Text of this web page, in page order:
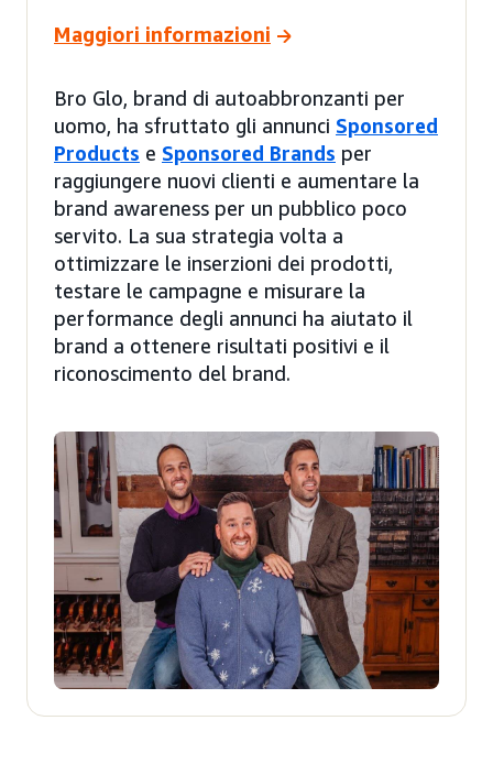
Maggiori informazioni
Bro Glo, brand di autoabbronzanti per
uomo, ha sfruttato gli annunci Sponsored
Products e Sponsored Brands per
raggiungere nuovi clienti e aumentare la
brand awareness per un pubblico poco
servito. La sua strategia volta a
ottimizzare le inserzioni dei prodotti,
testare le campagne e misurare la
performance degli annunci ha aiutato il
brand a ottenere risultati positivi e il
riconoscimento del brand.